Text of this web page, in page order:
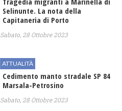
Selinunte. La nota della
Capitaneria di Porto
Sabato, 28 Ottobre 2023
ATTUALITÀ
Cedimento manto stradale SP 84
Marsala-Petrosino
Sabato, 28 Ottobre 2023